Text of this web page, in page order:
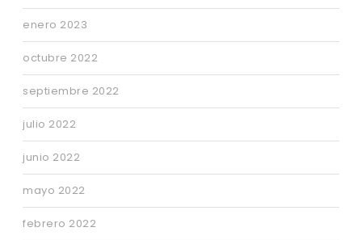
enero 2023
octubre 2022
septiembre 2022
julio 2022
junio 2022
mayo 2022
febrero 2022